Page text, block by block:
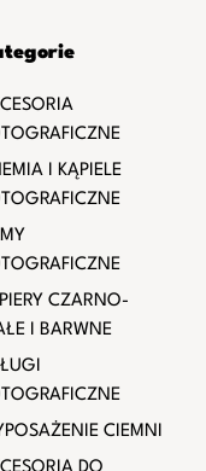
I KĄPIELE
CZARNO-
I BARWNE
CIEMNI